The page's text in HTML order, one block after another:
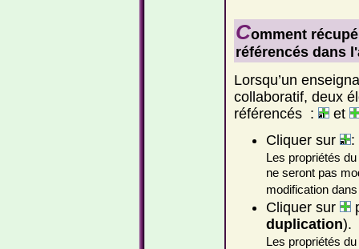
Comment
référencés dans
Lorsqu’un
collaboratif, deux
référencés :
et
Cliquer sur
:
Les propriétés
ne seront pas
modification
Cliquer sur
duplication).
Les propriétés